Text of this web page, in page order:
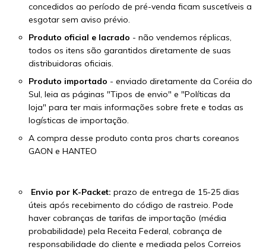
concedidos ao período de pré-venda ficam suscetíveis a
esgotar sem aviso prévio.
Produto oficial e lacrado - não vendemos réplicas,
todos os itens são garantidos diretamente de suas
distribuidoras oficiais.
Produto importado - enviado diretamente da Coréia do
Sul, leia as páginas "Tipos de envio" e "Políticas da
loja" para ter mais informações sobre frete e todas as
logísticas de importação.
A compra desse produto conta pros charts coreanos
GAON e HANTEO
Envio por K-Packet: prazo de entrega de 15-25 dias
úteis após recebimento do código de rastreio. Pode
haver cobranças de tarifas de importação (média
probabilidade) pela Receita Federal, cobrança de
responsabilidade do cliente e mediada pelos Correios